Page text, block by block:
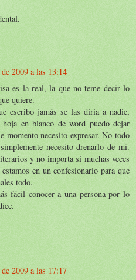
2009 a las 13:14
es la real, la que no teme decir lo
quiere.
escribo jamás se las diria a nadie,
en blanco de word puedo dejar
momento necesito expresar. No todo
necesito drenarlo de mi.
y no importa si muchas veces
en un confesionario para que
todo.
fácil conocer a una persona por lo
2009 a las 17:17